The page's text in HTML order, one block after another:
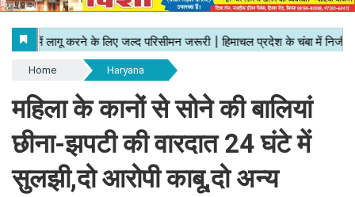
Home Haryana
महिला के कानों से सोने की बालियां
छीना-झपटी की वारदात 24 घंटे में
सुलझी,दो आरोपी काबू,दो अन्य